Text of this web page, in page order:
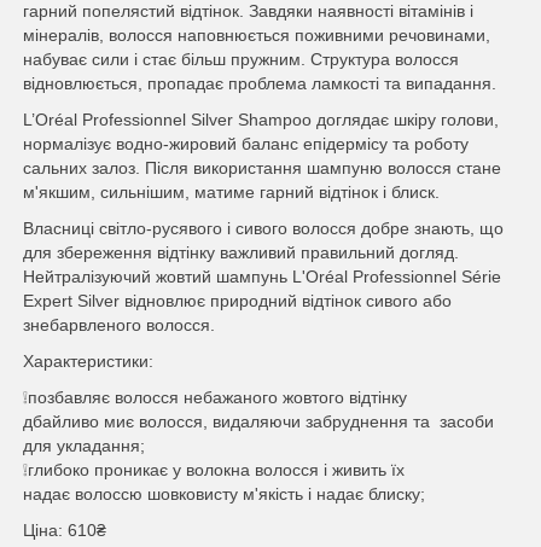
гарний попелястий відтінок. Завдяки наявності вітамінів і
мінералів, волосся наповнюється поживними речовинами,
набуває сили і стає більш пружним. Структура волосся
відновлюється, пропадає проблема ламкості та випадання.
L’Oréal Professionnel Silver Shampoo доглядає шкіру голови,
нормалізує водно-жировий баланс епідермісу та роботу
сальних залоз. Після використання шампуню волосся стане
м'якшим, сильнішим, матиме гарний відтінок і блиск.
Власниці світло-русявого і сивого волосся добре знають, що
для збереження відтінку важливий правильний догляд.
Нейтралізуючий жовтий шампунь L'Oréal Professionnel Série
Expert Silver відновлює природний відтінок сивого або
знебарвленого волосся.
Характеристики:
❕позбавляє волосся небажаного жовтого відтінку
дбайливо миє волосся, видаляючи забруднення та засоби
для укладання;
❕глибоко проникає у волокна волосся і живить їх
надає волоссю шовковисту м'якість і надає блиску;
Ціна: 610₴